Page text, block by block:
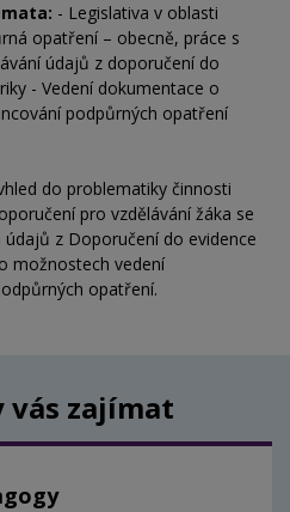
- Legislativa v oblasti
opatření – obecně, práce s
údajů z doporučení do
- Vedení dokumentace o
podpůrných opatření
do problematiky činnosti
pro vzdělávání žáka se
z Doporučení do evidence
možnostech vedení
opatření.
vás zajímat